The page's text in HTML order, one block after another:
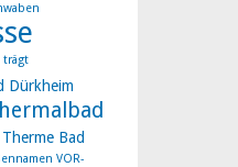
trägt
Dürkheim
Therme Bad
VOR-